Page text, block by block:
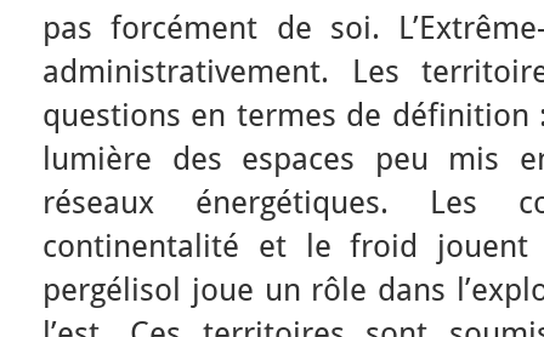
pas forcément de soi.
administrativement. Les
questions en termes de définition
lumière des espaces peu mis
réseaux énergétiques. Les
continentalité et le froid
pergélisol joue un rôle dans